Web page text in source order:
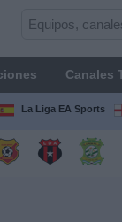
Canales
La Liga EA Sports